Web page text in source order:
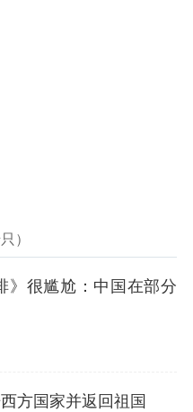
）
》很尴尬：中国在部分
方国家并返回祖国